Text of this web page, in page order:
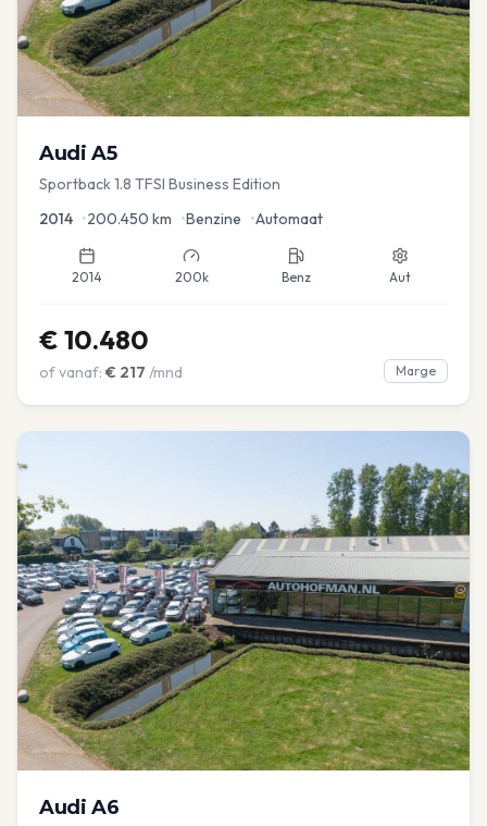
Audi A5
Sportback 1.8 TFSI Business Edition
2014 •200.450 km •Benzine •Automaat
2014 200k Benz Aut
€ 10.480
of vanaf: € 217 /mnd Marge
Audi A6